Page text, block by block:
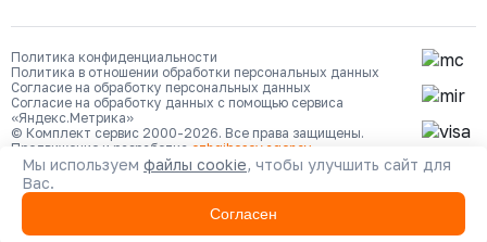
Политика конфиденциальности
Политика в отношении обработки персональных данных
Согласие на обработку персональных данных
Согласие на обработку данных с помощью сервиса
«Яндекс.Метрика»
© Комплект сервис 2000-2026. Все права защищены.
Продвижение и разработка ozhgibesov.agency
Кабинет
Мы используем файлы cookie, чтобы улучшить сайт для
Вас.
Согласен